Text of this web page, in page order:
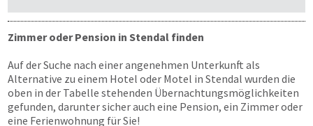
Zimmer oder Pension in Stendal finden
Auf der Suche nach einer angenehmen Unterkunft als
Alternative zu einem Hotel oder Motel in Stendal wurden die
oben in der Tabelle stehenden Übernachtungsmöglichkeiten
gefunden, darunter sicher auch eine Pension, ein Zimmer oder
eine Ferienwohnung für Sie!